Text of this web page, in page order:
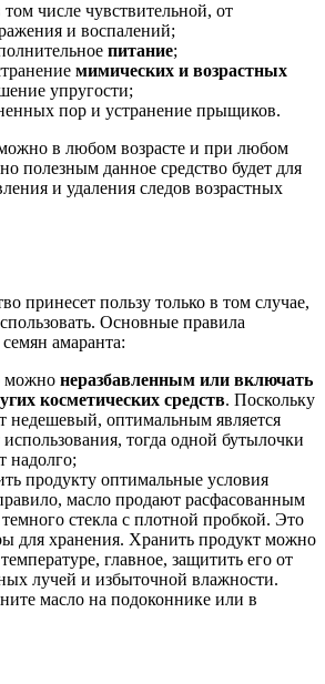
числе чувствительной, от
и воспалений;
питание;
мимических и возрастных
упругости;
пор и устранение прыщиков.
в любом возрасте и при любом
полезным данное средство будет для
и удаления следов возрастных
принесет пользу только в том случае,
Основные правила
амаранта:
можно неразбавленным или включать
косметических средств. Поскольку
недешевый, оптимальным является
тогда одной бутылочки
надолго;
продукту оптимальные условия
масло продают расфасованным
стекла с плотной пробкой. Это
для хранения. Хранить продукт можно
главное, защитить его от
лучей и избыточной влажности.
масло на подоконнике или в